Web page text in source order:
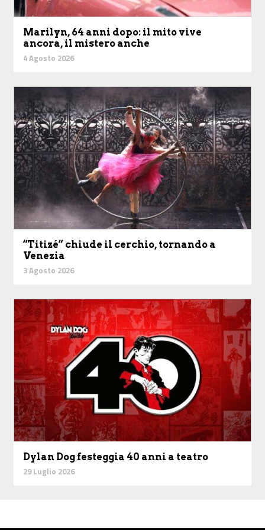
Marilyn, 64 anni dopo: il mito vive
ancora, il mistero anche
4 Agosto 2026
“Titizé” chiude il cerchio, tornando a
Venezia
3 Agosto 2026
Dylan Dog festeggia 40 anni a teatro
29 Luglio 2026